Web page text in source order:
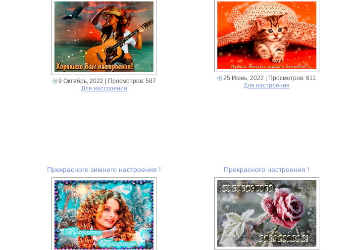
9 Октябрь, 2022 | Просмотров: 587
Для настроения
25 Июнь, 2022 | Просмотров: 611
Для настроения
Прекрасного зимнего настроения ! Прекрасного настроения !